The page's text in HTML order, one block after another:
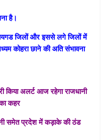
है।
जिलों और इससे लगे जिलों में
कोहरा छाने की अति संभावना
किया अलर्ट आज रहेगा राजधानी
कहर
समेत प्रदेश में कड़ाके की ठंड